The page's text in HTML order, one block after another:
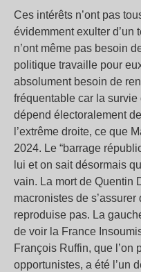
Ces intérêts n’ont pas
évidemment exulter d’un
n’ont même pas besoin
politique travaille pour
absolument besoin de
fréquentable car la survie
dépend électoralement
l’extrême droite, ce que
2024. Le “barrage
lui et on sait désormais
vain. La mort de Quentin
macronistes de
reproduise pas. La
de voir la France
François Ruffin, que l’on
opportunistes, a été l’un